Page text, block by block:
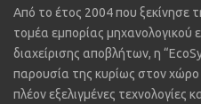
Από το έτος 2004 που ξεκίνησε
τομέα εμπορίας μηχανολογικού
διαχείρισης αποβλήτων, η
παρουσία της κυρίως στον
πλέον εξελιγμένες τεχνολογίες